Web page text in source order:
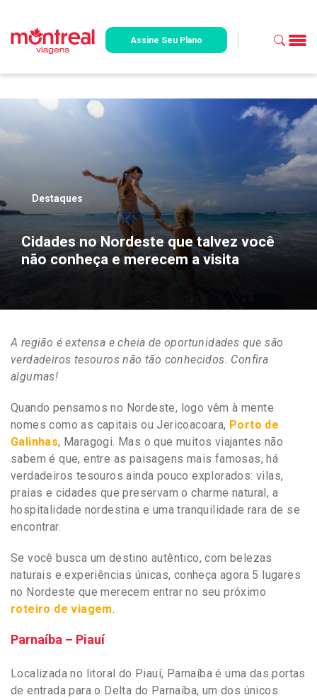
Assine Seu Plano
Destaques
Cidades no Nordeste que talvez você
não conheça e merecem a visita
A região é extensa e cheia de oportunidades que são
verdadeiros tesouros não tão conhecidos. Confira
algumas!
Quando pensamos no Nordeste, logo vêm à mente
nomes como as capitais ou Jericoacoara, Porto de
Galinhas, Maragogi. Mas o que muitos viajantes não
sabem é que, entre as paisagens mais famosas, há
verdadeiros tesouros ainda pouco explorados: vilas,
praias e cidades que preservam o charme natural, a
hospitalidade nordestina e uma tranquilidade rara de se
encontrar.
Se você busca um destino autêntico, com belezas
naturais e experiências únicas, conheça agora 5 lugares
no Nordeste que merecem entrar no seu próximo
roteiro de viagem.
Parnaíba – Piauí
Localizada no litoral do Piauí, Parnaíba é uma das portas
de entrada para o Delta do Parnaíba, um dos únicos